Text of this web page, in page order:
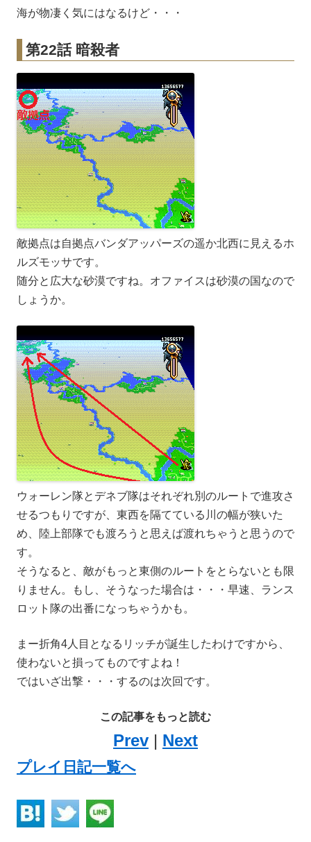
海が物凄く気にはなるけど・・・
第22話 暗殺者
敵拠点は自拠点バンダアッパーズの遥か北西に見えるホ
ルズモッサです。
随分と広大な砂漠ですね。オファイスは砂漠の国なので
しょうか。
ウォーレン隊とデネブ隊はそれぞれ別のルートで進攻さ
せるつもりですが、東西を隔てている川の幅が狭いた
め、陸上部隊でも渡ろうと思えば渡れちゃうと思うので
す。
そうなると、敵がもっと東側のルートをとらないとも限
りません。もし、そうなった場合は・・・早速、ランス
ロット隊の出番になっちゃうかも。
まー折角4人目となるリッチが誕生したわけですから、
使わないと損ってものですよね！
ではいざ出撃・・・するのは次回です。
この記事をもっと読む
Prev | Next
プレイ日記一覧へ